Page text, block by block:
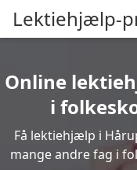
Lektiehjælp-
Online
i
Få lektiehjælp i
mange andre fag i